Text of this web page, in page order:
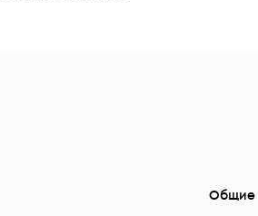
Общие